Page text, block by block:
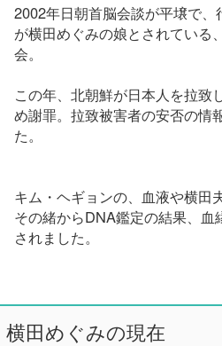
2002年日朝首脳会談が平壌で
が横田めぐみの娘とされている
会。
この年、北朝鮮が日本人を拉致
め謝罪。拉致被害者の安否の情
た。
キム・ヘギョンの、血液や横田
その緒からDNA鑑定の結果、血
されました。
横田めぐみの現在